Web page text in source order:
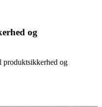
og
produktsikkerhed og